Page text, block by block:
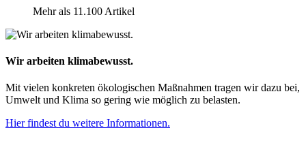
Mehr als 11.100 Artikel
Wir arbeiten klimabewusst.
Mit vielen konkreten ökologischen Maßnahmen tragen wir dazu bei,
Umwelt und Klima so gering wie möglich zu belasten.
Hier findest du weitere Informationen.